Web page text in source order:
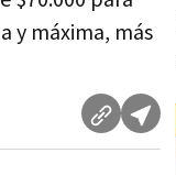
y máxima, más